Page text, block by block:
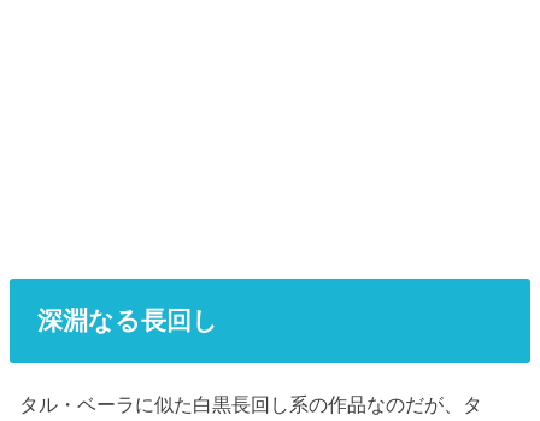
深淵なる長回し
タル・ベーラに似た白黒長回し系の作品なのだが、タ